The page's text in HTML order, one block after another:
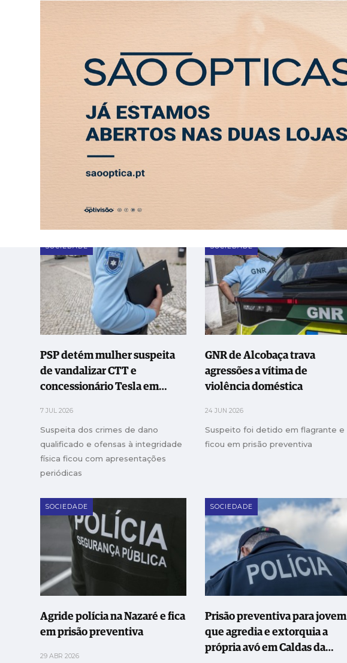
ENTREVISTA SOCIEDADE SAÚDE
Tag:Agressão
SOCIEDADE
PSP detém mulher suspeita
de vandalizar CTT e
concessionário Tesla em
7 JUL 2026
Suspeita dos crimes de dano
qualificado e ofensas à integridade
física ficou com apresentações
periódicas
SOCIEDADE
GNR de Alcobaça trava
agressões a vítima de
violência doméstica
24 JUN 2026
Suspeito foi detido em flagrante e
ficou em prisão preventiva
SOCIEDADE
Agride polícia na Nazaré e fica
em prisão preventiva
29 ABR 2026
SOCIEDADE
Prisão preventiva para jovem
que agredia e extorquia a
própria avó em Caldas da